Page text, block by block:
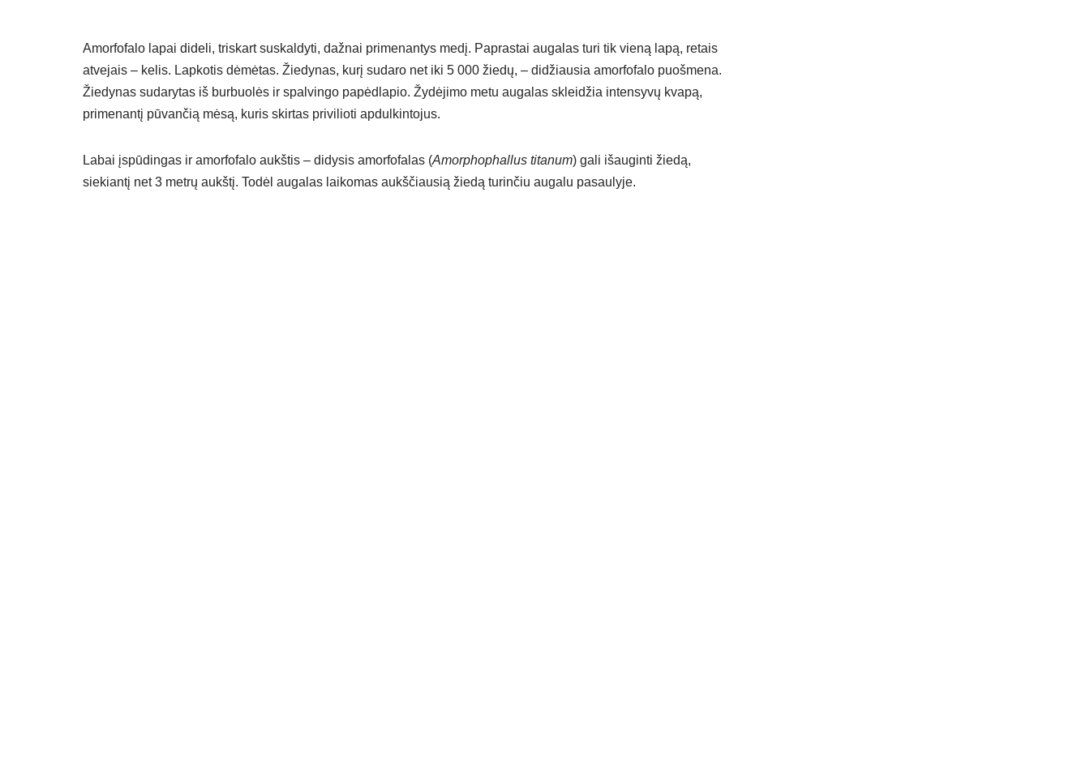
Amorfofalo lapai dideli, triskart suskaldyti, dažnai primenantys medį. Paprastai augalas turi tik vieną lapą, retais
atvejais – kelis. Lapkotis dėmėtas. Žiedynas, kurį sudaro net iki 5 000 žiedų, – didžiausia amorfofalo puošmena.
Žiedynas sudarytas iš burbuolės ir spalvingo papėdlapio. Žydėjimo metu augalas skleidžia intensyvų kvapą,
primenantį pūvančią mėsą, kuris skirtas privilioti apdulkintojus.
Labai įspūdingas ir amorfofalo aukštis – didysis amorfofalas (Amorphophallus titanum) gali išauginti žiedą,
siekiantį net 3 metrų aukštį. Todėl augalas laikomas aukščiausią žiedą turinčiu augalu pasaulyje.